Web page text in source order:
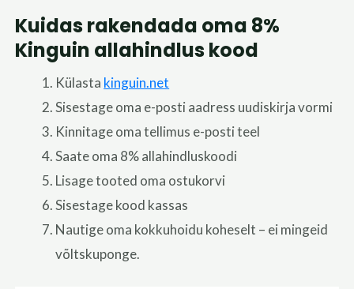
Kuidas rakendada oma 8%
Kinguin allahindlus kood
Külasta kinguin.net
Sisestage oma e-posti aadress uudiskirja vormi
Kinnitage oma tellimus e-posti teel
Saate oma 8% allahindluskoodi
Lisage tooted oma ostukorvi
Sisestage kood kassas
Nautige oma kokkuhoidu koheselt – ei mingeid
võltskuponge.